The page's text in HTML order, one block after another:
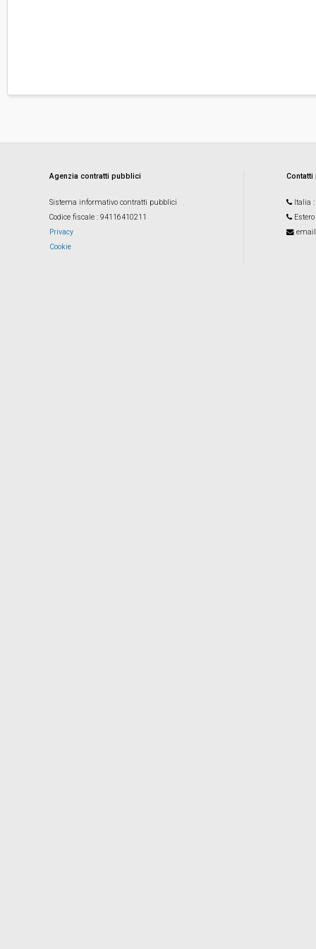
Agenzia contratti pubblici
Sistema informativo contratti pubblici
Codice fiscale : 94116410211
Privacy
Cookie
Italia
Estero
email